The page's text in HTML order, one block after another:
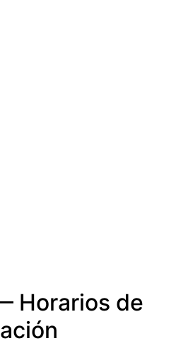
Horarios de